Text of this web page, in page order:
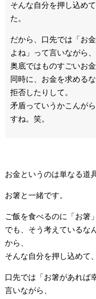
そんな自分を押し込め
た。
だから、口先では「お
よね」って言いながら、
奥底ではものすごいお
同時に、お金を求める
拒否したりして。
矛盾っていうかこんが
すね。笑。
お金というのは単なる道
お箸と一緒です。
ご飯を食べるのに「お箸
でも、そう考えているな
から、
そんな自分を押し込めて
口先では「お箸があれば
言いながら、